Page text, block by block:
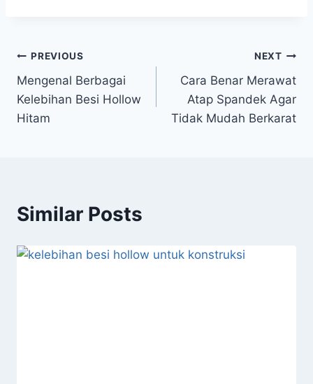
PREVIOUS
Mengenal Berbagai
Kelebihan Besi Hollow
Hitam
NEXT
Cara Benar Merawat
Atap Spandek Agar
Tidak Mudah Berkarat
Similar Posts